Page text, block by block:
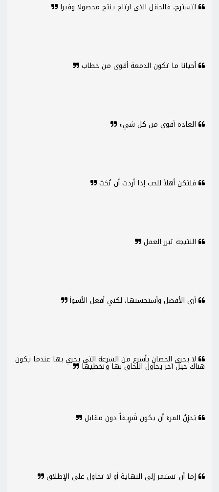
لتسترح، فالحقل الذي ارتاح ينتج محصولا وفيرا
أحيانا ما تكون الدمعة أقوى من خطاب
العادة أقوى من كل شيء
فلتكن أهلاً للحب إذا أردت أن تُحَبّ
النتيجة تبرر العمل
أرى الأفضل وأستحسنها، لكني أفعل الأسوأ
لا يجرى الحصان بأسرع من السرعة التي يجري بها عندما يكون
هناك خيل آخر يحاول اللحاق بها وتخطيها
يُحزِنُ المرءَ أن يكون شَرِيفاً دون مقابل
إما أن تستمر إلى النهاية أو لا تحاول على الإطلاق